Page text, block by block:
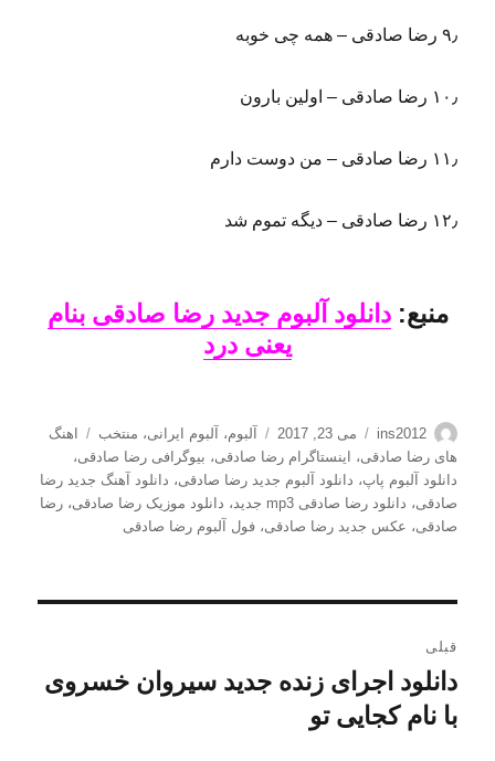
۹٫ رضا صادقی – همه چی خوبه
۱۰٫ رضا صادقی – اولین بارون
۱۱٫ رضا صادقی – من دوست دارم
۱۲٫ رضا صادقی – دیگه تموم شد
منبع:دانلود آلبوم جدید رضا صادقی بنام
یعنی درد
نویسنده
ins2012
ارسال
شده
در
می 23, 2017 دسته‌ها
آلبوم، آلبوم ایرانی، منتخب برچسب‌ها
اهنگ
های رضا صادقی، اینستاگرام رضا صادقی، بیوگرافی رضا صادقی،
دانلود آلبوم پاپ، دانلود آلبوم جدید رضا صادقی، دانلود آهنگ جدید رضا
صادقی، دانلود رضا صادقی mp3 جدید ، دانلود موزیک رضا صادقی،رضا
صادقی، عکس جدید رضا صادقی،فول آلبوم رضا صادقی
نوشته
قبلی
نوشته
قبلی:
دانلود اجرای زنده جدید سیروان خسروی
با نام کجایی تو